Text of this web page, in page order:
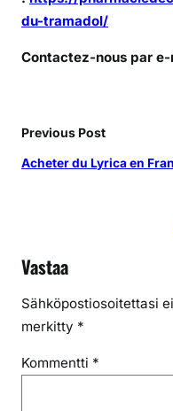
du-tramadol/
Contactez-nous par
Previous Post
Acheter du Lyrica en
Vastaa
Sähköpostiosoitettasi
merkitty *
Kommentti *